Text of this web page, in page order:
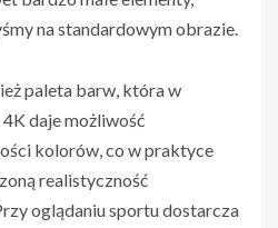
na standardowym obrazie.
paleta barw, która w
daje możliwość
kolorów, co w praktyce
realistyczność
oglądaniu sportu dostarcza